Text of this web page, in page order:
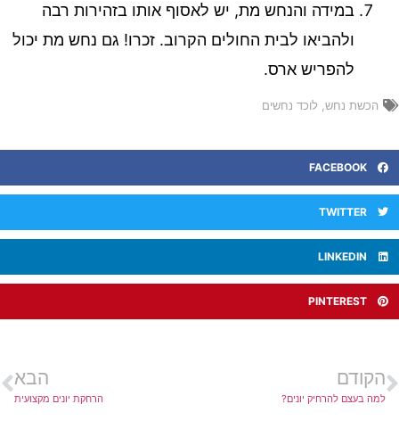
במידה והנחש מת, יש לאסוף אותו בזהירות רבה
ולהביאו לבית החולים הקרוב. זכרו! גם נחש מת יכול
להפריש ארס.
הכשת נחש, לוכד נחשים
FACEBOOK
TWITTER
LINKEDIN
PINTEREST
הקודם
למה בעצם להרחיק יונים?
הבא
הרחקת יונים מקצועית